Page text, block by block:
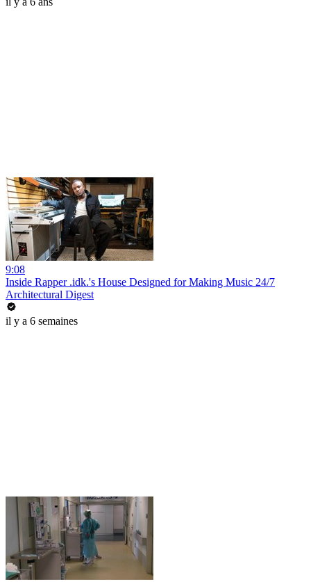
9:08
Inside Rapper .idk.'s House Designed for Making Music 24/7
Architectural Digest
il y a 6 semaines